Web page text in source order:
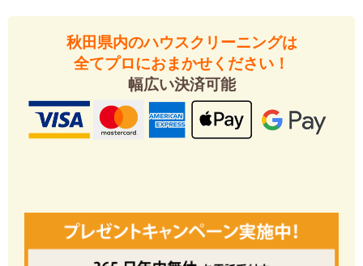
秋田県内のハウスクリーニングは
全てプロにおまかせください！
幅広い決済可能